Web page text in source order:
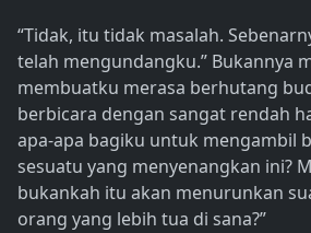
“Tidak, itu tidak masalah.
telah mengundangku.” Bukannya
membuatku merasa berhutang
berbicara dengan sangat rendah
apa-apa bagiku untuk mengambil
sesuatu yang menyenangkan ini?
bukankah itu akan menurunkan
orang yang lebih tua di sana?”